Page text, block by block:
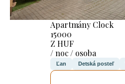
Apartmány Clock
15000
Z HUF
/ noc / osoba
Ľan Detská posteľ